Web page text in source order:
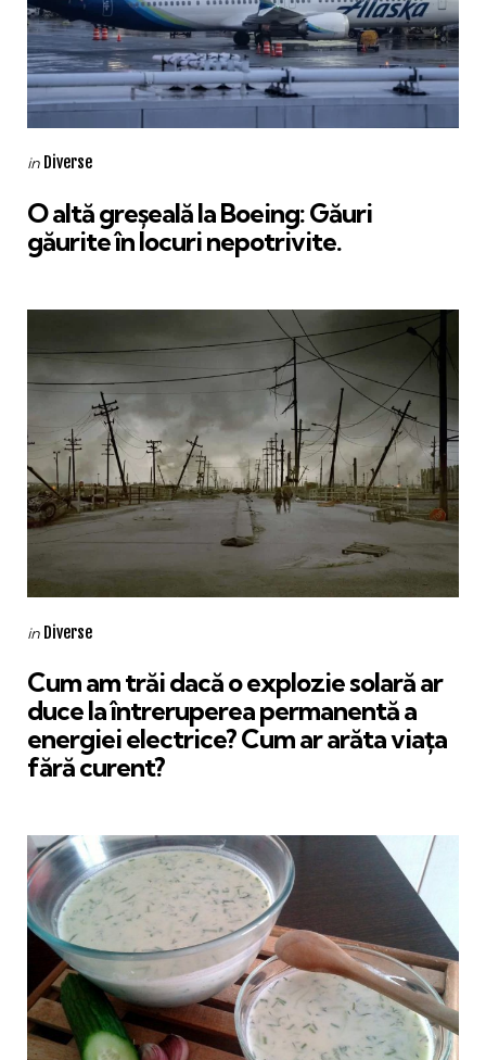
Categories
Posted
in Diverse
O altă greșeală la Boeing: Găuri
găurite în locuri nepotrivite.
Categories
Posted
in Diverse
Cum am trăi dacă o explozie solară ar
duce la întreruperea permanentă a
energiei electrice? Cum ar arăta viața
fără curent?